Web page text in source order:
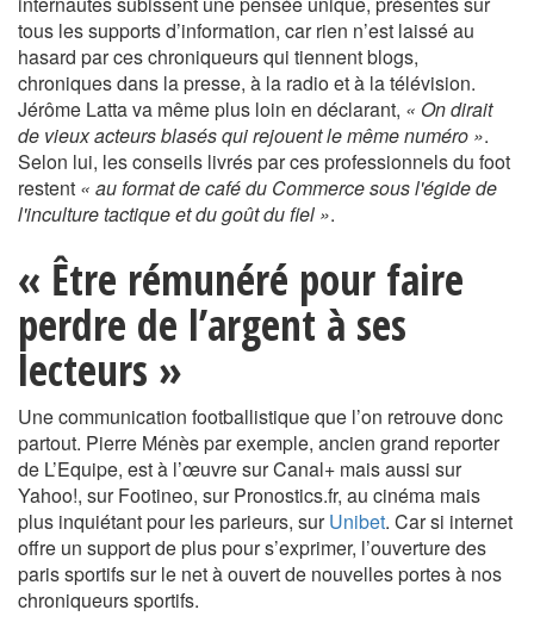
tous les supports d’information, car rien n’est laissé au
hasard par ces chroniqueurs qui tiennent blogs,
chroniques dans la presse, à la radio et à la télévision.
Jérôme Latta va même plus loin en déclarant, « On dirait
de vieux acteurs blasés qui rejouent le même numéro ».
Selon lui, les conseils livrés par ces professionnels du foot
restent « au format de café du Commerce sous l'égide de
l'inculture tactique et du goût du fiel ».
« Être rémunéré pour faire
perdre de l’argent à ses
lecteurs »
Une communication footballistique que l’on retrouve donc
partout. Pierre Ménès par exemple, ancien grand reporter
de L’Equipe, est à l’œuvre sur Canal+ mais aussi sur
Yahoo!, sur Footineo, sur Pronostics.fr, au cinéma mais
plus inquiétant pour les parieurs, surUnibet. Car si internet
offre un support de plus pour s’exprimer, l’ouverture des
paris sportifs sur le net à ouvert de nouvelles portes à nos
chroniqueurs sportifs.